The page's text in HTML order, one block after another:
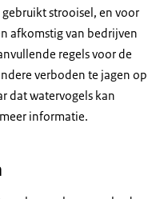
strooisel, en voor
afkomstig van bedrijven
regels voor de
verboden te jagen op
dat watervogels kan
informatie.